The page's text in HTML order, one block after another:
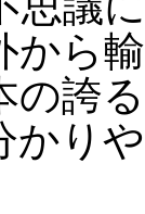
から
の誇
かり